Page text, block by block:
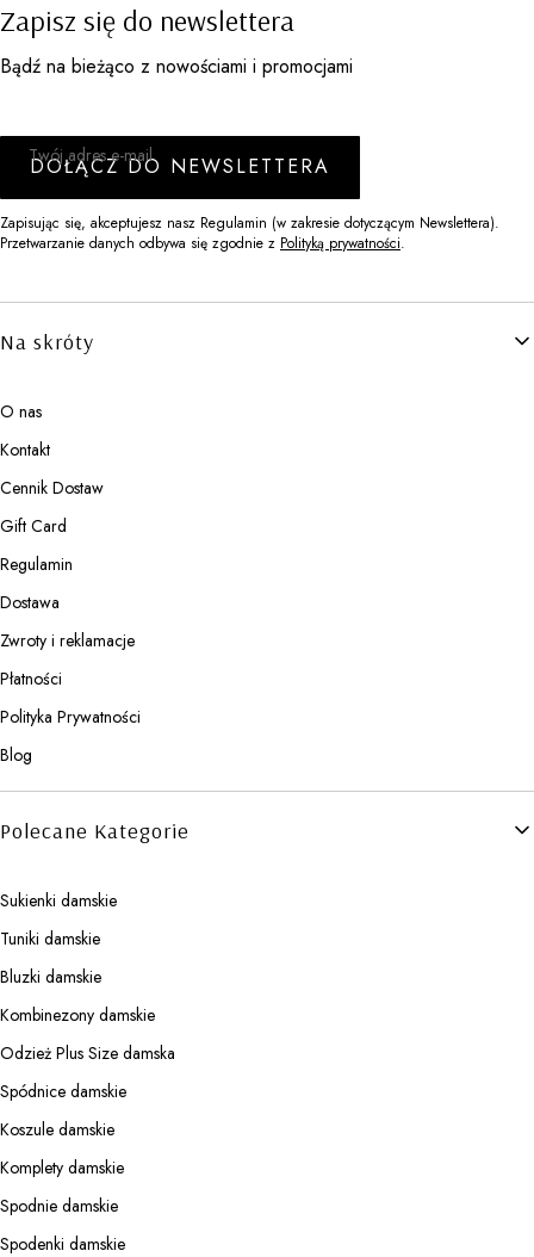
Zapisz się do newslettera
Bądź na bieżąco z nowościami i promocjami
Twój adres e-mail
DOŁĄCZ DO NEWSLETTERA
Zapisując się, akceptujesz nasz Regulamin (w zakresie dotyczącym Newslettera).
Przetwarzanie danych odbywa się zgodnie z Polityką prywatności.
Linki w stopce
Na skróty
O nas
Kontakt
Cennik Dostaw
Gift Card
Regulamin
Dostawa
Zwroty i reklamacje
Płatności
Polityka Prywatności
Blog
Polecane Kategorie
Sukienki damskie
Tuniki damskie
Bluzki damskie
Kombinezony damskie
Odzież Plus Size damska
Spódnice damskie
Koszule damskie
Komplety damskie
Spodnie damskie
Spodenki damskie